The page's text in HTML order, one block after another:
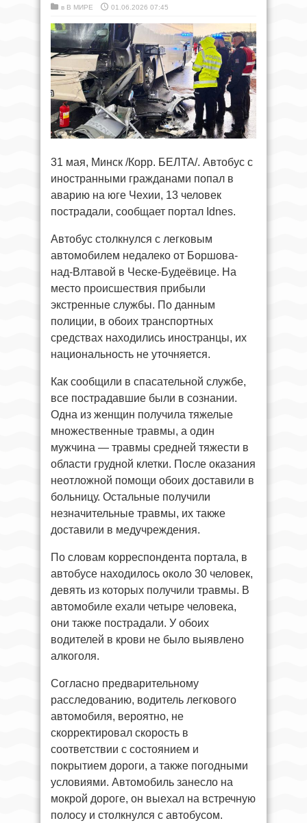
в В МИРЕ 01.06.2026 07:45
31 мая, Минск /Корр. БЕЛТА/. Автобус с
иностранными гражданами попал в
аварию на юге Чехии, 13 человек
пострадали, сообщает портал Idnes.
Автобус столкнулся с легковым
автомобилем недалеко от Боршова-
над-Влтавой в Ческе-Будеёвице. На
место происшествия прибыли
экстренные службы. По данным
полиции, в обоих транспортных
средствах находились иностранцы, их
национальность не уточняется.
Как сообщили в спасательной службе,
все пострадавшие были в сознании.
Одна из женщин получила тяжелые
множественные травмы, а один
мужчина — травмы средней тяжести в
области грудной клетки. После оказания
неотложной помощи обоих доставили в
больницу. Остальные получили
незначительные травмы, их также
доставили в медучреждения.
По словам корреспондента портала, в
автобусе находилось около 30 человек,
девять из которых получили травмы. В
автомобиле ехали четыре человека,
они также пострадали. У обоих
водителей в крови не было выявлено
алкоголя.
Согласно предварительному
расследованию, водитель легкового
автомобиля, вероятно, не
скорректировал скорость в
соответствии с состоянием и
покрытием дороги, а также погодными
условиями. Автомобиль занесло на
мокрой дороге, он выехал на встречную
полосу и столкнулся с автобусом.